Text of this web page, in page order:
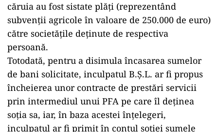
căruia au fost sistate plăți (reprezentând
subvenții agricole în valoare de 250.000 de euro)
către societățile deținute de respectiva
persoană.
Totodată, pentru a disimula încasarea sumelor
de bani solicitate, inculpatul B.Ș.L. ar fi propus
încheierea unor contracte de prestări servicii
prin intermediul unui PFA pe care îl deținea
soția sa, iar, în baza acestei înțelegeri,
inculpatul ar fi primit în contul soției sumele